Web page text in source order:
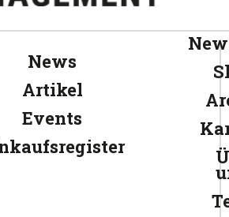
News
Artikel
Events